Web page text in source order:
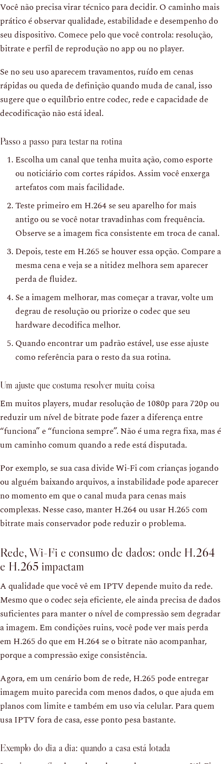
Você não precisa virar técnico para decidir. O caminho mais
prático é observar qualidade, estabilidade e desempenho do
seu dispositivo. Comece pelo que você controla: resolução,
bitrate e perfil de reprodução no app ou no player.
Se no seu uso aparecem travamentos, ruído em cenas
rápidas ou queda de definição quando muda de canal, isso
sugere que o equilíbrio entre codec, rede e capacidade de
decodificação não está ideal.
Passo a passo para testar na rotina
Escolha um canal que tenha muita ação, como esporte
ou noticiário com cortes rápidos. Assim você enxerga
artefatos com mais facilidade.
Teste primeiro em H.264 se seu aparelho for mais
antigo ou se você notar travadinhas com frequência.
Observe se a imagem fica consistente em troca de canal.
Depois, teste em H.265 se houver essa opção. Compare a
mesma cena e veja se a nitidez melhora sem aparecer
perda de fluidez.
Se a imagem melhorar, mas começar a travar, volte um
degrau de resolução ou priorize o codec que seu
hardware decodifica melhor.
Quando encontrar um padrão estável, use esse ajuste
como referência para o resto da sua rotina.
Um ajuste que costuma resolver muita coisa
Em muitos players, mudar resolução de 1080p para 720p ou
reduzir um nível de bitrate pode fazer a diferença entre
“funciona” e “funciona sempre”. Não é uma regra fixa, mas é
um caminho comum quando a rede está disputada.
Por exemplo, se sua casa divide Wi-Fi com crianças jogando
ou alguém baixando arquivos, a instabilidade pode aparecer
no momento em que o canal muda para cenas mais
complexas. Nesse caso, manter H.264 ou usar H.265 com
bitrate mais conservador pode reduzir o problema.
Rede, Wi-Fi e consumo de dados: onde H.264
e H.265 impactam
A qualidade que você vê em IPTV depende muito da rede.
Mesmo que o codec seja eficiente, ele ainda precisa de dados
suficientes para manter o nível de compressão sem degradar
a imagem. Em condições ruins, você pode ver mais perda
em H.265 do que em H.264 se o bitrate não acompanhar,
porque a compressão exige consistência.
Agora, em um cenário bom de rede, H.265 pode entregar
imagem muito parecida com menos dados, o que ajuda em
planos com limite e também em uso via celular. Para quem
usa IPTV fora de casa, esse ponto pesa bastante.
Exemplo do dia a dia: quando a casa está lotada